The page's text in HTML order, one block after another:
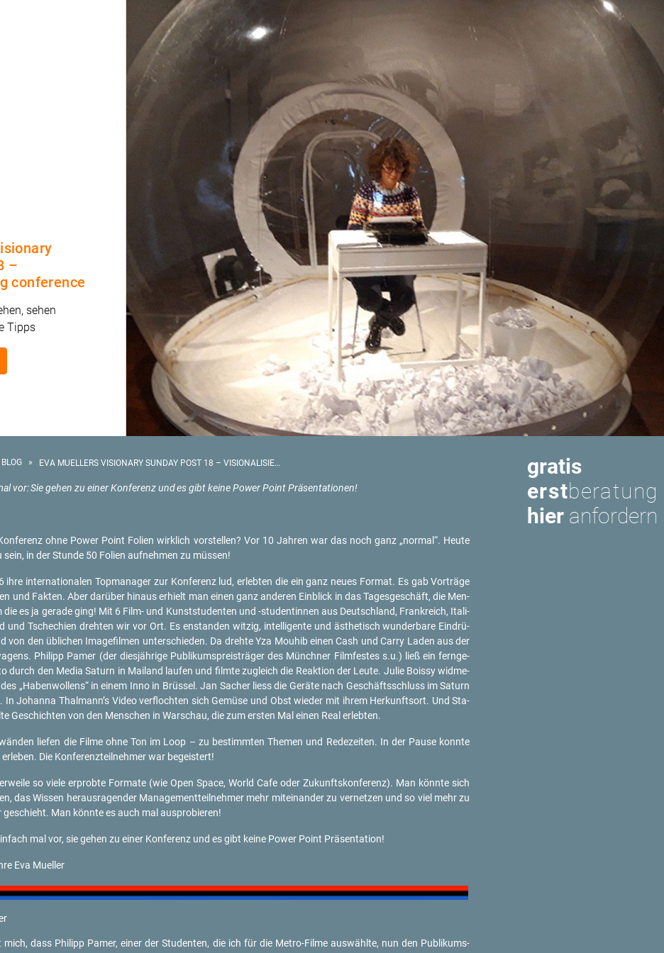
–
conference
sehen
Tipps
» EVA MUELLERS VISIONARY SUNDAY POST 18 – VISIONALISIERUNG CONFERENCE
vor:Sie gehen zu einer Kon­fe­renz undes gibt keine Power Point Prä­sen­ta­tio­nen!
ohne Power Point Fo­li­en wirk­lich vor­stel­len? Vor 10 Jah­ren war das noch ganz „nor­mal“. Heute
sein, in der Stun­de 50 Fo­li­en auf­neh­men zu müs­sen!
ihre in­ter­na­tio­na­len Top­ma­na­ger zur Kon­fe­renz lud, er­leb­ten die ein ganz neues For­mat. Es gab Vor­trä­ge
und Fak­ten. Aber dar­über hin­aus er­hielt man einen ganz an­de­ren Ein­blick in das Ta­ges­ge­schäft, die Men­
die es ja ge­ra­de ging! Mit 6 Film- und Kunst­stu­den­ten und -stu­den­tin­nen aus Deutsch­land, Frank­reich, Ita­li­
und Tsche­chi­en dreh­ten wir vor Ort. Es en­stan­den wit­zig, in­tel­li­gen­te und äs­the­tisch wun­der­ba­re Ein­drü­
von den üb­li­chen Image­fil­men un­ter­schie­den. Da dreh­te Yza Mo­u­hib einen Cash und Carry Laden aus der
Phil­ipp Pamer (der dies­jäh­ri­ge Pu­bli­kums­preis­trä­ger des Münch­ner Film­fes­tes s.u.) ließ ein fern­ge­
durch den Media Sa­turn in Mai­land lau­fen und film­te zu­gleich die Re­ak­ti­on der Leute. Julie Bo­is­sy wid­me­
„Ha­ben­wol­lens“ in einem Inno in Brüs­sel. Jan Sa­cher liess die Ge­rä­te nach Ge­schäfts­schluss im Sa­turn
In Jo­han­na Thal­mann’s Video ver­floch­ten sich Ge­mü­se und Obst wie­der mit ihrem Her­kunfts­ort. Und Sta­
Ge­schich­ten von den Men­schen in War­schau, die zum ers­ten Mal einen Real er­leb­ten.
lie­fen die Filme ohne Ton im Loop – zu be­stimm­ten The­men und Re­de­zei­ten. In der Pause konn­te
Die Kon­fe­renz­teil­neh­mer war be­geis­tert!
so viele er­prob­te For­ma­te (wie Open Space, World Cafe oder Zu­kunfts­kon­fe­renz). Man könn­te sich
das Wis­sen her­aus­ra­gen­der Ma­nage­ment­teil­neh­mer mehr mit­ein­an­der zu ver­net­zen und so viel mehr zu
ge­schieht. Man könn­te es auch mal aus­pro­bie­ren!
mal vor, sie gehen zu einer Kon­fe­renz und es gibt keine Power Point Prä­sen­ta­ti­on!
Eva Mu­el­ler
dass Phil­ipp Pamer, einer der Stu­den­ten, die ich für die Me­tro-Fil­me aus­wähl­te, nun den Pu­bli­kums­
gratis
erstberatung
hier anfordern